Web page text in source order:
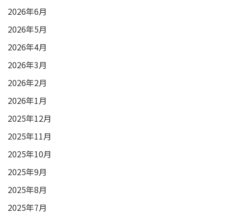
2026年6月
2026年5月
2026年4月
2026年3月
2026年2月
2026年1月
2025年12月
2025年11月
2025年10月
2025年9月
2025年8月
2025年7月